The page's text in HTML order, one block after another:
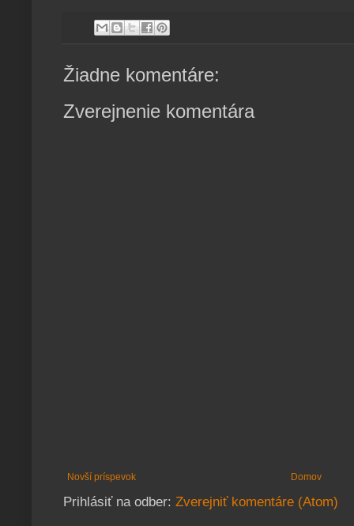
Žiadne komentáre:
Zverejnenie komentára
Novší príspevok Domov
Prihlásiť na odber: Zverejniť komentáre (Atom)